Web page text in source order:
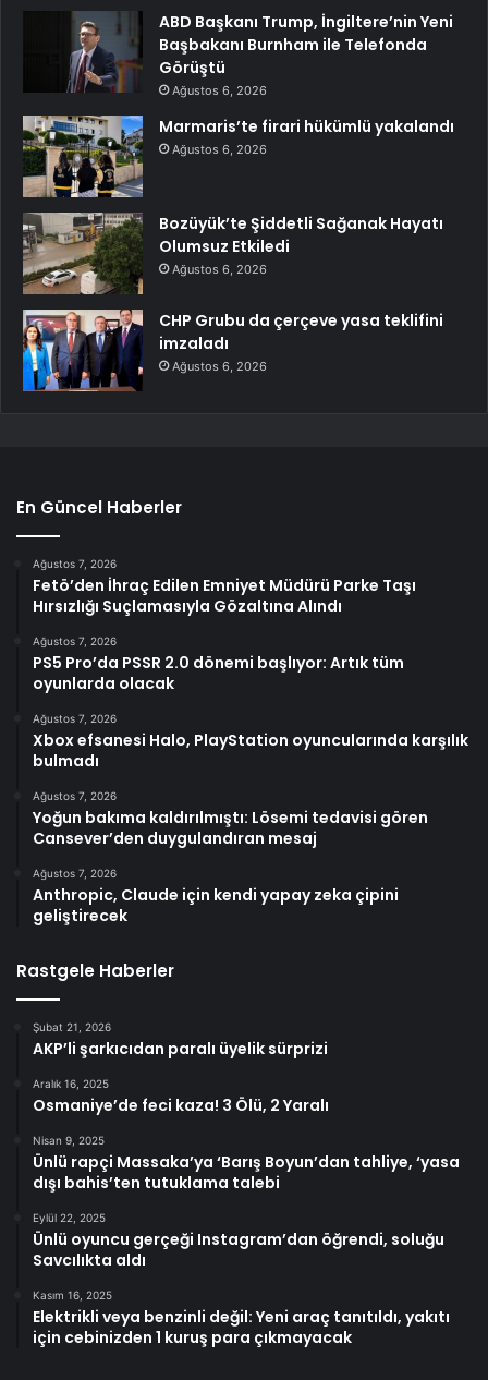
ABD Başkanı Trump, İngiltere’nin Yeni
Başbakanı Burnham ile Telefonda
Görüştü
Ağustos 6, 2026
Marmaris’te firari hükümlü yakalandı
Ağustos 6, 2026
Bozüyük’te Şiddetli Sağanak Hayatı
Olumsuz Etkiledi
Ağustos 6, 2026
CHP Grubu da çerçeve yasa teklifini
imzaladı
Ağustos 6, 2026
En Güncel Haberler
Ağustos 7, 2026
Fetö’den İhraç Edilen Emniyet Müdürü Parke Taşı
Hırsızlığı Suçlamasıyla Gözaltına Alındı
Ağustos 7, 2026
PS5 Pro’da PSSR 2.0 dönemi başlıyor: Artık tüm
oyunlarda olacak
Ağustos 7, 2026
Xbox efsanesi Halo, PlayStation oyuncularında karşılık
bulmadı
Ağustos 7, 2026
Yoğun bakıma kaldırılmıştı: Lösemi tedavisi gören
Cansever’den duygulandıran mesaj
Ağustos 7, 2026
Anthropic, Claude için kendi yapay zeka çipini
geliştirecek
Rastgele Haberler
Şubat 21, 2026
AKP’li şarkıcıdan paralı üyelik sürprizi
Aralık 16, 2025
Osmaniye’de feci kaza! 3 Ölü, 2 Yaralı
Nisan 9, 2025
Ünlü rapçi Massaka’ya ‘Barış Boyun’dan tahliye, ‘yasa
dışı bahis’ten tutuklama talebi
Eylül 22, 2025
Ünlü oyuncu gerçeği Instagram’dan öğrendi, soluğu
Savcılıkta aldı
Kasım 16, 2025
Elektrikli veya benzinli değil: Yeni araç tanıtıldı, yakıtı
için cebinizden 1 kuruş para çıkmayacak